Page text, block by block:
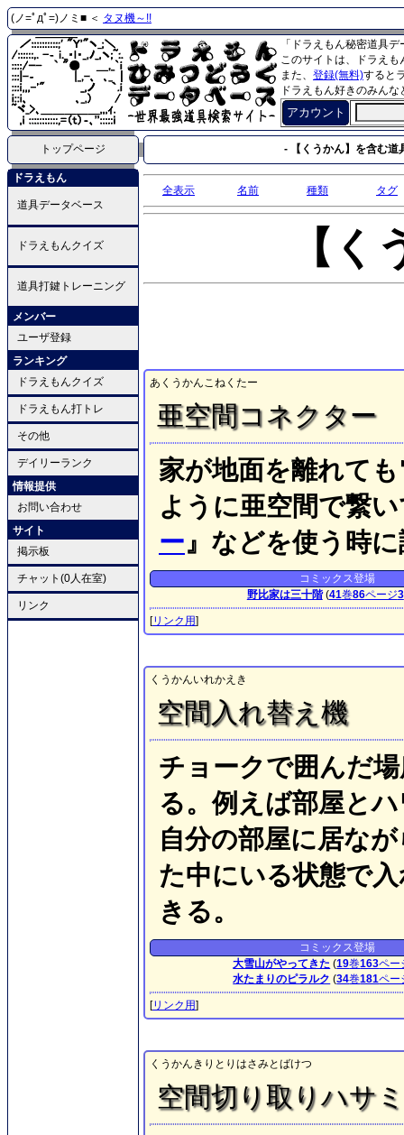
(ノ=ﾟдﾟ=)ノミ■ ＜ タヌ機～!!
「ドラえもん秘密道具
このサイトは、ドラえ
また、 登録(無料)すると
ドラえもん好きのみん
アカウント
トップページ - 【くうかん】を含む道
ドラえもん
道具データベース
ドラえもんクイズ
道具打鍵トレーニング
メンバー
ユーザ登録
ランキング
ドラえもんクイズ
ドラえもん打トレ
その他
デイリーランク
情報提供
お問い合わせ
サイト
掲示板
チャット(0人在室)
リンク
全表示 名前 種類 タグ
【
あくうかんこねくたー
亜空間コネクター
家が地面を離れて
ように亜空間で繋
ー』などを使う時
コミックス登場
野比家は三十階(41巻86ページ3
[リンク用]
くうかんいれかえき
空間入れ替え機
チョークで囲んだ
る。例えば部屋と
自分の部屋に居な
た中にいる状態で
きる。
コミックス登場
大雪山がやってきた (19巻163ペー
水たまりのピラルク (34巻181ペー
[リンク用]
くうかんきりとりはさみとばけつ
空間切り取りハサ